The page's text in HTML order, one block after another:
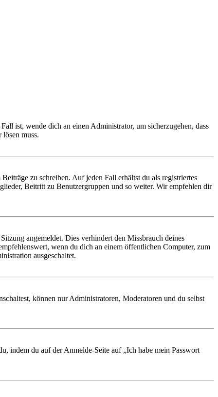
ist, wende dich an einen Administrator, um sicherzugehen, dass
muss.
zu schreiben. Auf jeden Fall erhältst du als registriertes
Beitritt zu Benutzergruppen und so weiter. Wir empfehlen dir
angemeldet. Dies verhindert den Missbrauch deines
wenn du dich an einem öffentlichen Computer, zum
ausgeschaltet.
können nur Administratoren, Moderatoren und du selbst
indem du auf der Anmelde-Seite auf „Ich habe mein Passwort